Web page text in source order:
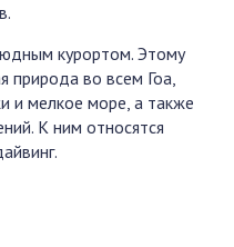
курортом. Этому
природа во всем Гоа,
и мелкое море, а также
К ним относятся